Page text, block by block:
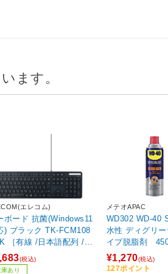
ます。
エレコム)
ボード 抗菌(Windows11
) ブラック TK-FCM108
［有線 /日本語配列 /メ
レン］
(税込)
庫あり
メテオAPAC
WD302 WD-40
水性 ディグリ
イプ脱脂剤
¥1,270(税込)
127ポイント